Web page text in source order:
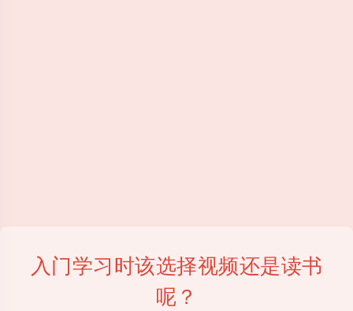
入门学习时该选择视频还是读书
呢？